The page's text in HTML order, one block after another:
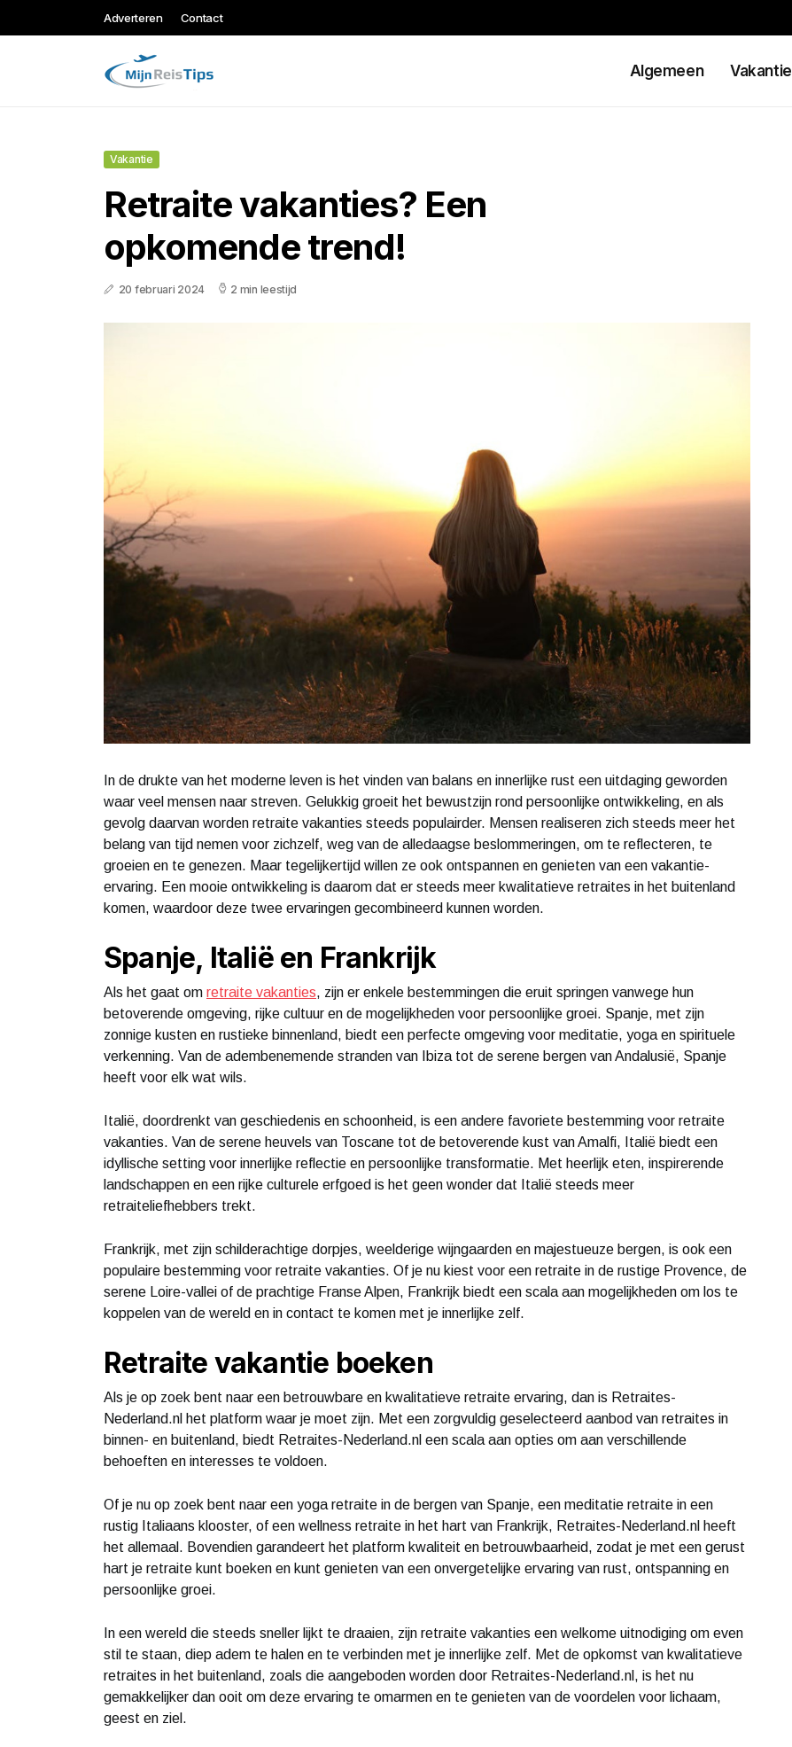
Adverteren Contact
Algemeen Vakantie
Vakantie
Retraite vakanties? Een
opkomende trend!
20 februari 2024 2 min leestijd
In de drukte van het moderne leven is het vinden van balans en innerlijke rust een uitdaging geworden
waar veel mensen naar streven. Gelukkig groeit het bewustzijn rond persoonlijke ontwikkeling, en als
gevolg daarvan worden retraite vakanties steeds populairder. Mensen realiseren zich steeds meer het
belang van tijd nemen voor zichzelf, weg van de alledaagse beslommeringen, om te reflecteren, te
groeien en te genezen. Maar tegelijkertijd willen ze ook ontspannen en genieten van een vakantie-
ervaring. Een mooie ontwikkeling is daarom dat er steeds meer kwalitatieve retraites in het buitenland
komen, waardoor deze twee ervaringen gecombineerd kunnen worden.
Spanje, Italië en Frankrijk
Als het gaat om retraite vakanties, zijn er enkele bestemmingen die eruit springen vanwege hun
betoverende omgeving, rijke cultuur en de mogelijkheden voor persoonlijke groei. Spanje, met zijn
zonnige kusten en rustieke binnenland, biedt een perfecte omgeving voor meditatie, yoga en spirituele
verkenning. Van de adembenemende stranden van Ibiza tot de serene bergen van Andalusië, Spanje
heeft voor elk wat wils.
Italië, doordrenkt van geschiedenis en schoonheid, is een andere favoriete bestemming voor retraite
vakanties. Van de serene heuvels van Toscane tot de betoverende kust van Amalfi, Italië biedt een
idyllische setting voor innerlijke reflectie en persoonlijke transformatie. Met heerlijk eten, inspirerende
landschappen en een rijke culturele erfgoed is het geen wonder dat Italië steeds meer
retraiteliefhebbers trekt.
Frankrijk, met zijn schilderachtige dorpjes, weelderige wijngaarden en majestueuze bergen, is ook een
populaire bestemming voor retraite vakanties. Of je nu kiest voor een retraite in de rustige Provence, de
serene Loire-vallei of de prachtige Franse Alpen, Frankrijk biedt een scala aan mogelijkheden om los te
koppelen van de wereld en in contact te komen met je innerlijke zelf.
Retraite vakantie boeken
Als je op zoek bent naar een betrouwbare en kwalitatieve retraite ervaring, dan is Retraites-
Nederland.nl het platform waar je moet zijn. Met een zorgvuldig geselecteerd aanbod van retraites in
binnen- en buitenland, biedt Retraites-Nederland.nl een scala aan opties om aan verschillende
behoeften en interesses te voldoen.
Of je nu op zoek bent naar een yoga retraite in de bergen van Spanje, een meditatie retraite in een
rustig Italiaans klooster, of een wellness retraite in het hart van Frankrijk, Retraites-Nederland.nl heeft
het allemaal. Bovendien garandeert het platform kwaliteit en betrouwbaarheid, zodat je met een gerust
hart je retraite kunt boeken en kunt genieten van een onvergetelijke ervaring van rust, ontspanning en
persoonlijke groei.
In een wereld die steeds sneller lijkt te draaien, zijn retraite vakanties een welkome uitnodiging om even
stil te staan, diep adem te halen en te verbinden met je innerlijke zelf. Met de opkomst van kwalitatieve
retraites in het buitenland, zoals die aangeboden worden door Retraites-Nederland.nl, is het nu
gemakkelijker dan ooit om deze ervaring te omarmen en te genieten van de voordelen voor lichaam,
geest en ziel.